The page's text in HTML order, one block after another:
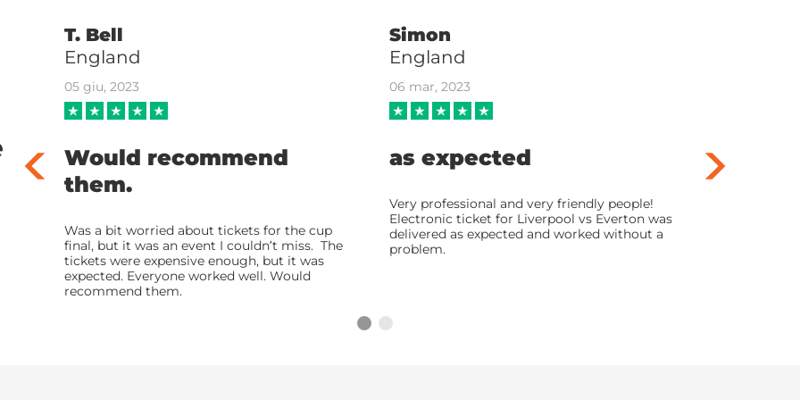
T. Bell
England
05 giu, 2023
Would recommend
them.
Was a bit worried about tickets for the cup
final, but it was an event I couldn’t miss. The
tickets were expensive enough, but it was
expected. Everyone worked well. Would
recommend them.
Simon
England
06 mar, 2023
as expected
Very professional and very friendly people!
Electronic ticket for Liverpool vs Everton was
delivered as expected and worked without a
problem.
Good